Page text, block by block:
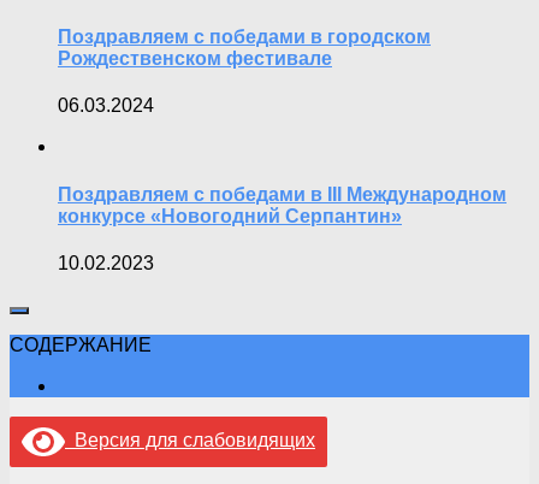
Поздравляем с победами в городском
Рождественском фестивале
06.03.2024
Поздравляем с победами в III Международном
конкурсе «Новогодний Серпантин»
10.02.2023
СОДЕРЖАНИЕ
Версия для слабовидящих